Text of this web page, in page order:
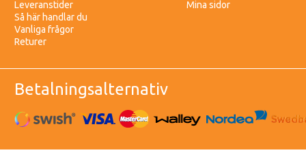
Leveranstider
Så här handlar du
Vanliga frågor
Returer
Mina sidor
Betalningsalternativ